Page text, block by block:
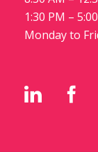
1:30 PM –
Monday to